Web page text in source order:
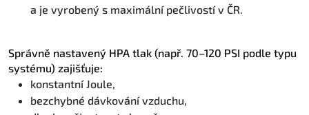
a je vyrobený s maximální pečlivostí v ČR.
Správně nastavený HPA tlak (např. 70–120 PSI podle typu
systému) zajišťuje:
konstantní Joule,
bezchybné dávkování vzduchu,